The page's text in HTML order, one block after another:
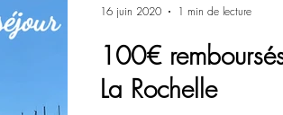
100€
La Rochelle
16 juin 2020 1 min de lecture